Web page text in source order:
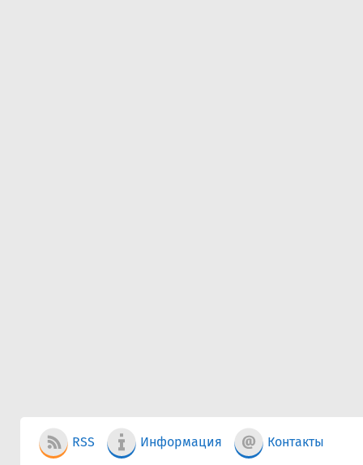
RSS Информация Контакты